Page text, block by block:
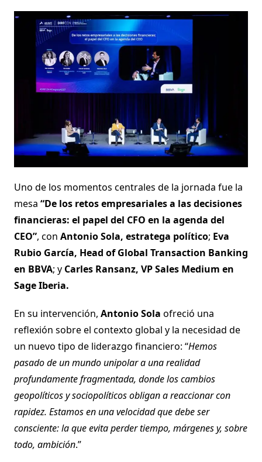
Uno de los momentos centrales de la jornada fue la
mesa “De los retos empresariales a las decisiones
financieras: el papel del CFO en la agenda del
CEO”, con Antonio Sola, estratega político; Eva
Rubio García, Head of Global Transaction Banking
en BBVA; y Carles Ransanz, VP Sales Medium en
Sage Iberia.
En su intervención, Antonio Sola ofreció una
reflexión sobre el contexto global y la necesidad de
un nuevo tipo de liderazgo financiero: “Hemos
pasado de un mundo unipolar a una realidad
profundamente fragmentada, donde los cambios
geopolíticos y sociopolíticos obligan a reaccionar con
rapidez. Estamos en una velocidad que debe ser
consciente: la que evita perder tiempo, márgenes y, sobre
todo, ambición.”